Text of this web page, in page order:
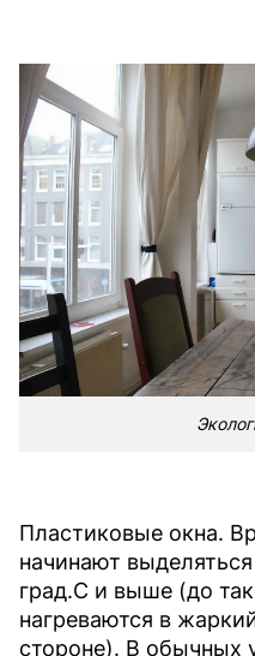
Пластиковые окна.
начинают
град.С и выше (до
нагреваются в
стороне). В обычных